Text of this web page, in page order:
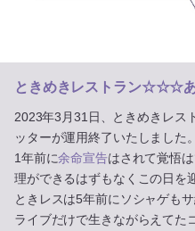
ときめきレストラン☆☆☆
2023年3月31日、ときめきレ
ッターが運用終了いたしました。
1年前に余命宣告はされて覚悟
理ができるはずもなくこの日を
ときレスは5年前にソシャゲも
ライブだけで生きながらえてた